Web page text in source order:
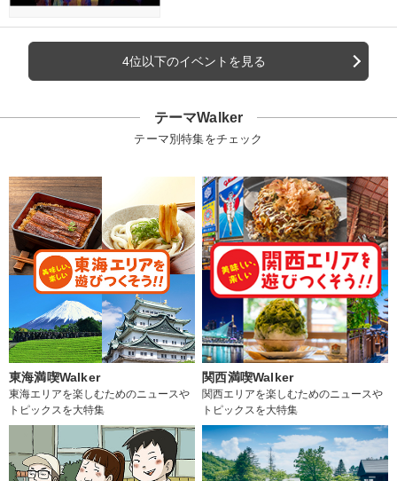
4位以下のイベントを見る
テーマWalker
テーマ別特集をチェック
東海満喫Walker
東海エリアを楽しむためのニュースや
トピックスを大特集
関西満喫Walker
関西エリアを楽しむためのニュースや
トピックスを大特集